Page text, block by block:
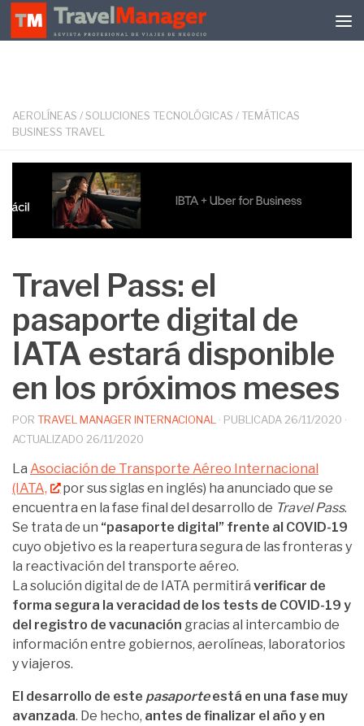
Debajo del contenido
AEROLÍNEAS /SOLUCIONES TECNOLÓGICAS / TEMÁTICAS
BUSINESS TRAVEL
Travel Pass: el
pasaporte digital de
IATA estará disponible
en los próximos meses
POR TRAVEL MANAGER INTERNACIONAL · PUBLICADA 26/11/2020 ·
ACTUALIZADO 26/11/2020
La Asociación de Transporte Aéreo Internacional
(IATA,
por sus siglas en inglés) ha anunciado que se
encuentra en la fase final del desarrollo de Travel Pass.
Se trata de un “pasaporte digital” frente al COVID-19
cuyo objetivo es la reapertura segura de las fronteras y
la reactivación del transporte aéreo.
La solución digital de de IATA permitirá verificar de
forma segura la veracidad de los tests de COVID-19 y
del registro de vacunación gracias al intercambio de
información entre gobiernos, aerolíneas, laboratorios
y viajeros.
El desarrollo de este pasaporteestá en una fase muy
avanzada. De hecho, antes de finalizar el año y en